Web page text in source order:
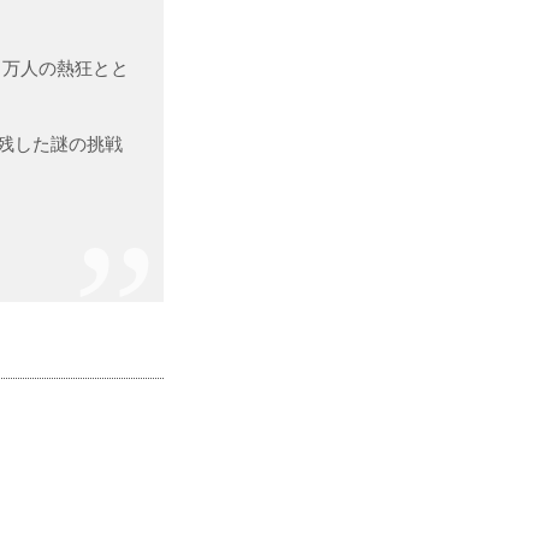
人の熱狂とと
した謎の挑戦